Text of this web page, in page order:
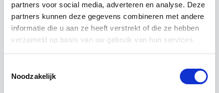
partners voor social media, adverteren en analyse. Deze
partners kunnen deze gegevens combineren met andere
informatie die u aan ze heeft verstrekt of die ze hebben
verzameld op basis van uw gebruik van hun services.
Noodzakelijk
Pub 't Spiegeltje
Search successful? Or ready for a